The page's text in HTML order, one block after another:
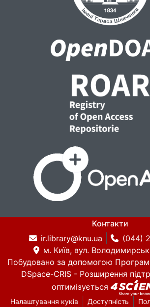
Контакти
ir.library@knu.ua
(044)
м. Київ, вул.
Побудовано за допомогою
DSpace-CRIS - Розширення
оптимізується
Налаштування куків Доступність